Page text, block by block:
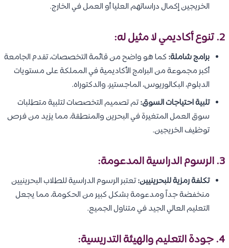
الخريجين إكمال دراساتهم العليا أو العمل في الخارج.
2. تنوع أكاديمي لا مثيل له:
برامج شاملة: كما هو واضح من قائمة التخصصات، تقدم الجامعة
أكبر مجموعة من البرامج الأكاديمية في المملكة على مستويات
الدبلوم، البكالوريوس، الماجستير، والدكتوراه.
تلبية احتياجات السوق:تم تصميم التخصصات لتلبية متطلبات
سوق العمل المتغيرة في البحرين والمنطقة، مما يزيد من فرص
توظيف الخريجين.
3. الرسوم الدراسية المدعومة:
تكلفة رمزية للبحرينيين:تعتبر الرسوم الدراسية للطلاب البحرينيين
منخفضة جداً ومدعومة بشكل كبير من الحكومة، مما يجعل
التعليم العالي الجيد في متناول الجميع.
4. جودة التعليم والهيئة التدريسية: